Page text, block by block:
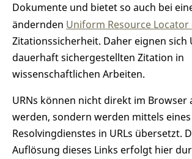
Dokumente und bietet so auch bei
ändernden Uniform Resource Locator
Zitationssicherheit. Daher eignen sich
dauerhaft sichergestellten Zitation in
wissenschaftlichen Arbeiten.
URNs können nicht direkt im Browser
werden, sondern werden mittels eines
Resolvingdienstes in URLs übersetzt.
Auflösung dieses Links erfolgt hier